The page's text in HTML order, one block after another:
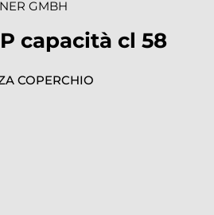
GMBH
capacità cl 58
COPERCHIO